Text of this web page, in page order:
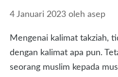
4 Januari 2023 oleh asep
Mengenai kalimat takziah,
dengan kalimat apa pun.
seorang muslim kepada